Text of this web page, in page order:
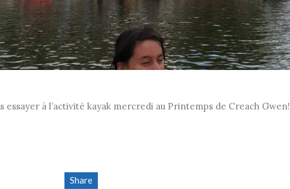
essayer à l’activité kayak mercredi au Printemps de Creach Gwen!
Share